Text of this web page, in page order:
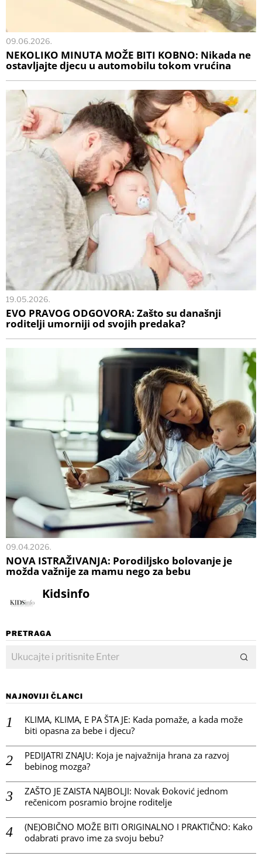
09.06.2026.
NEKOLIKO MINUTA MOŽE BITI KOBNO: Nikada ne
ostavljajte djecu u automobilu tokom vrućina
19.05.2026.
EVO PRAVOG ODGOVORA: Zašto su današnji
roditelji umorniji od svojih predaka?
09.04.2026.
NOVA ISTRAŽIVANJA: Porodiljsko bolovanje je
možda važnije za mamu nego za bebu
Kidsinfo
PRETRAGA
NAJNOVIJI ČLANCI
KLIMA, KLIMA, E PA ŠTA JE: Kada pomaže, a kada može
biti opasna za bebe i djecu?
PEDIJATRI ZNAJU: Koja je najvažnija hrana za razvoj
bebinog mozga?
ZAŠTO JE ZAISTA NAJBOLJI: Novak Đoković jednom
rečenicom posramio brojne roditelje
(NE)OBIČNO MOŽE BITI ORIGINALNO I PRAKTIČNO: Kako
odabrati pravo ime za svoju bebu?